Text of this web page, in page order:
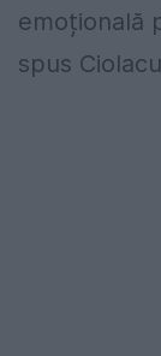
emoțională
spus